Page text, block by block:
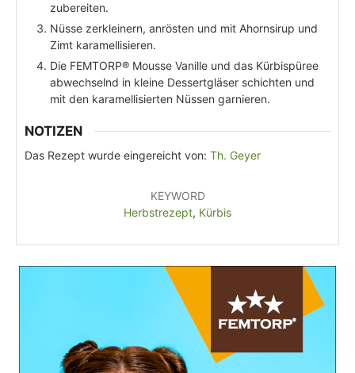
zubereiten.
Nüsse zerkleinern, anrösten und mit Ahornsirup und
Zimt karamellisieren.
Die FEMTORP® Mousse Vanille und das Kürbispüree
abwechselnd in kleine Dessertgläser schichten und
mit den karamellisierten Nüssen garnieren.
NOTIZEN
Das Rezept wurde eingereicht von: Th. Geyer
KEYWORD
Herbstrezept, Kürbis